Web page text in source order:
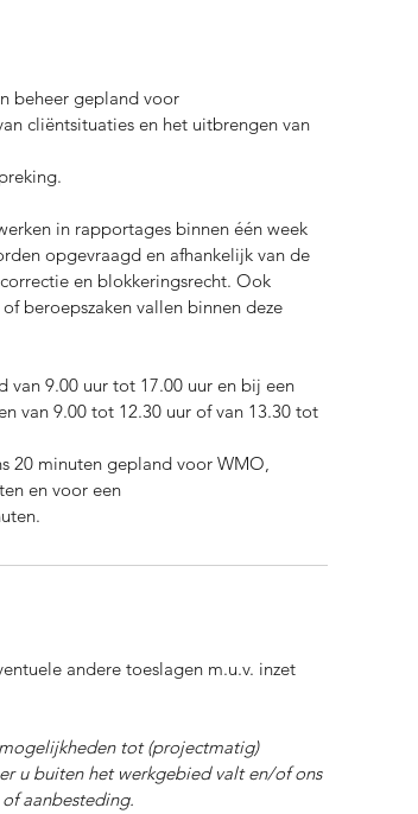
beheer gepland voor
cliëntsituaties en het uitbrengen van
in rapportages binnen één week
opgevraagd en afhankelijk van de
en blokkeringsrecht. Ook
beroepszaken vallen binnen deze
van 9.00 uur tot 17.00 uur en bij een
van 9.00 tot 12.30 uur of van 13.30 tot
20 minuten gepland voor WMO,
en voor een
andere toeslagen m.u.v. inzet
tot (projectmatig)
u buiten het werkgebied valt en/of ons
aanbesteding.